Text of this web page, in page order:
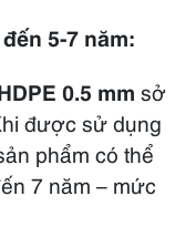
5-7 năm:
0.5 mm sở
được sử dụng
phẩm có thể
7 năm – mức